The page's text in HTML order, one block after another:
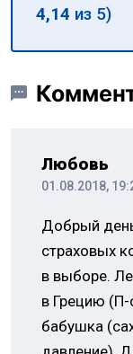
4,14 из 5)
Любовь
01.08.2018,
Добрый
страховых
в выборе.
в Грецию (П-
бабушка